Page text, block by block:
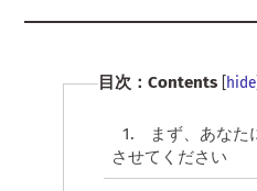
目次：Contents [hide]
1.
まず、あなた
させてください